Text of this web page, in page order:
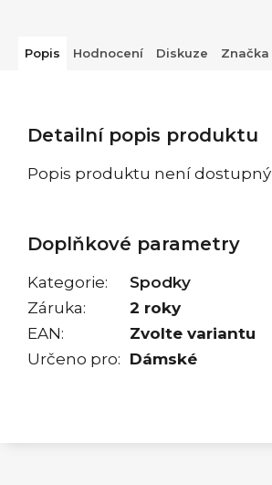
Popis Hodnocení Diskuze Značka
Detailní popis produktu
Popis produktu není dostupný
Doplňkové parametry
Kategorie:
Spodky
Záruka:
2 roky
EAN:
Zvolte variantu
Určeno pro: Dámské